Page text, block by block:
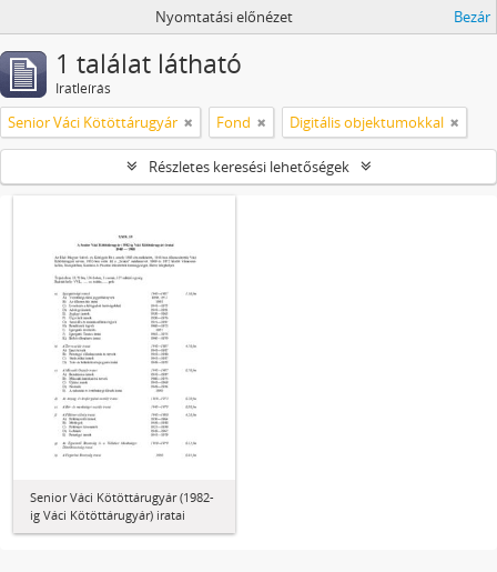
Nyomtatási előnézet Bezár
1 találat látható
Iratleírás
Senior Váci Kötöttárugyár Fond Digitális objektumokkal
Részletes keresési lehetőségek
Senior Váci Kötöttárugyár (1982-
ig Váci Kötöttárugyár) iratai